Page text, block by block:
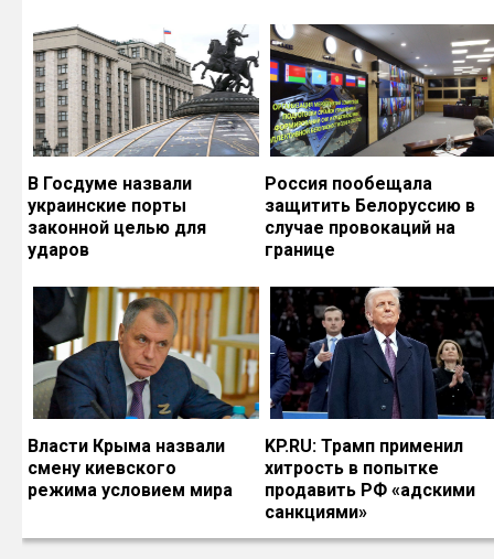
В Госдуме назвали
украинские порты
законной целью для
ударов
Россия пообещала
защитить Белоруссию в
случае провокаций на
границе
Власти Крыма назвали
смену киевского
режима условием мира
KP.RU: Трамп применил
хитрость в попытке
продавить РФ «адскими
санкциями»